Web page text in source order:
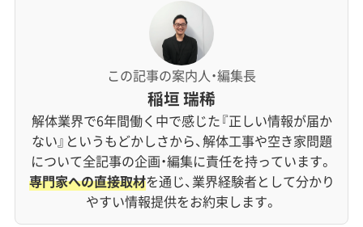
この記事の案内人・編集長
稲垣 瑞稀
解体業界で6年間働く中で感じた『正しい情報が届か
ない』というもどかしさから、解体工事や空き家問題
について全記事の企画・編集に責任を持っています。
専門家への直接取材を通じ、業界経験者として分かり
やすい情報提供をお約束します。